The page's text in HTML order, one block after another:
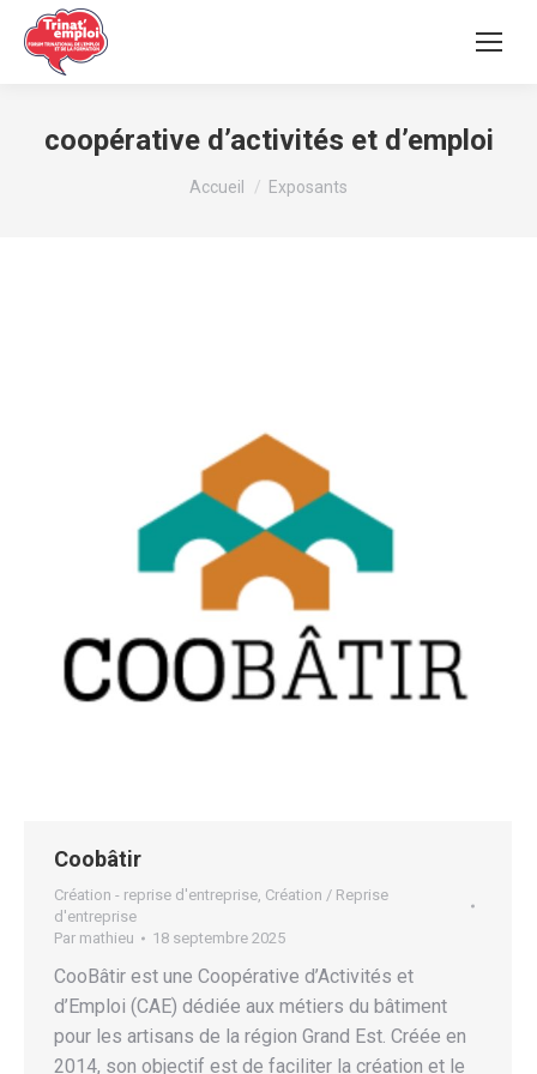
coopérative d’activités et d’emploi
Vous êtes ici :
Accueil Exposants
Coobâtir
Création - reprise d'entreprise, Création / Reprise
d'entreprise
Par mathieu 18 septembre 2025
CooBâtir est une Coopérative d’Activités et
d’Emploi (CAE) dédiée aux métiers du bâtiment
pour les artisans de la région Grand Est. Créée en
2014, son objectif est de faciliter la création et le